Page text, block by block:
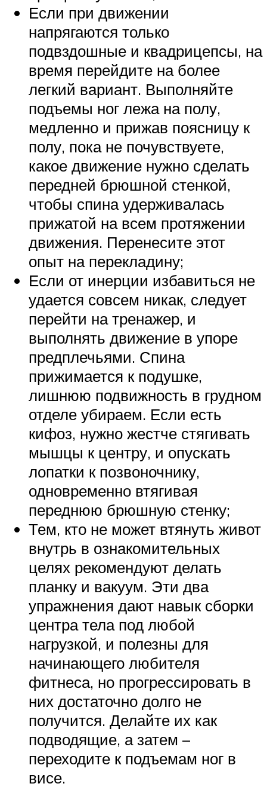
Если при движении
напрягаются только
подвздошные и квадрицепсы, на
время перейдите на более
легкий вариант. Выполняйте
подъемы ног лежа на полу,
медленно и прижав поясницу к
полу, пока не почувствуете,
какое движение нужно сделать
передней брюшной стенкой,
чтобы спина удерживалась
прижатой на всем протяжении
движения. Перенесите этот
опыт на перекладину;
Если от инерции избавиться не
удается совсем никак, следует
перейти на тренажер, и
выполнять движение в упоре
предплечьями. Спина
прижимается к подушке,
лишнюю подвижность в грудном
отделе убираем. Если есть
кифоз, нужно жестче стягивать
мышцы к центру, и опускать
лопатки к позвоночнику,
одновременно втягивая
переднюю брюшную стенку;
Тем, кто не может втянуть живот
внутрь в ознакомительных
целях рекомендуют делать
планку и вакуум. Эти два
упражнения дают навык сборки
центра тела под любой
нагрузкой, и полезны для
начинающего любителя
фитнеса, но прогрессировать в
них достаточно долго не
получится. Делайте их как
подводящие, а затем –
переходите к подъемам ног в
висе.